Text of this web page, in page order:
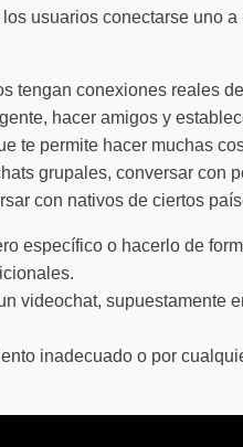
usuarios conectarse uno
tengan conexiones reales
hacer amigos y
te permite hacer muchas
grupales, conversar con
con nativos de ciertos
específico o hacerlo de
videochat, supuestamente
inadecuado o por